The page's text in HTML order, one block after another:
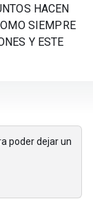
HACEN
SIEMPRE
Y ESTE
poder dejar un